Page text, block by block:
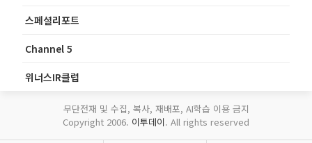
스페셜리포트
Channel 5
위너스IR클럽
무단전재 및 수집, 복사, 재배포, AI학습 이용 금지
Copyright 2006. 이투데이. All rights reserved